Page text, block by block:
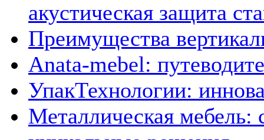
акустическая защита
Преимущества
Anata-mebel:
УпакТехнологии:
Металлическая